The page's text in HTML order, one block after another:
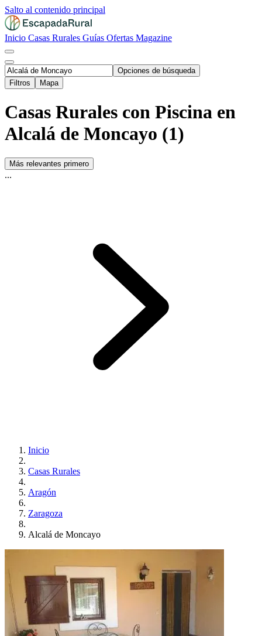
Salto al contenido principal
Inicio Casas Rurales Guías Ofertas Magazine
Opciones de búsqueda
Filtros
Mapa
Casas Rurales con Piscina en
Alcalá de Moncayo (1)
Más relevantes primero
...
Inicio
Casas Rurales
Aragón
Zaragoza
Alcalá de Moncayo